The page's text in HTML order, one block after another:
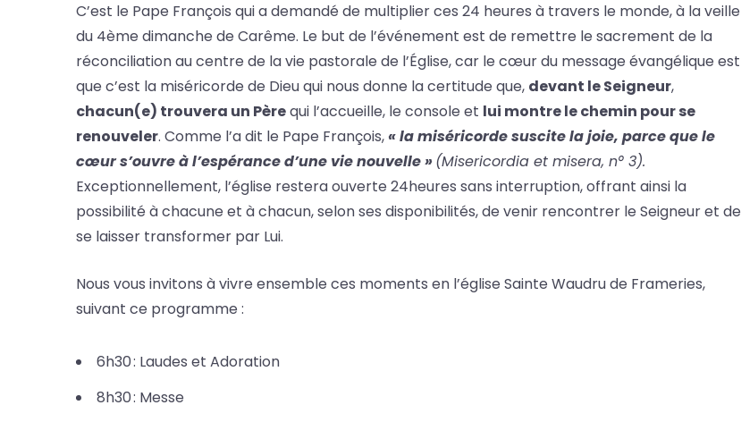
C’est le Pape François qui a demandé de multiplier ces 24 heures à travers le monde, à la veille
du 4ème dimanche de Carême. Le but de l’événement est de remettre le sacrement de la
réconciliation au centre de la vie pastorale de l’Église, car le cœur du message évangélique est
que c’est la miséricorde de Dieu qui nous donne la certitude que, devant le Seigneur,
chacun(e) trouvera un Pèrequi l’accueille, le console et lui montre le chemin pour se
renouveler. Comme l’a dit le Pape François,« la miséricorde suscite la joie, parce que le
cœur s’ouvre à l’espérance d’une vie nouvelle »(Misericordia et misera, n° 3).
Exceptionnellement, l’église restera ouverte 24heures sans interruption, offrant ainsi la
possibilité à chacune et à chacun, selon ses disponibilités, de venir rencontrer le Seigneur et de
se laisser transformer par Lui.
Nous vous invitons à vivre ensemble ces moments en l’église Sainte Waudru de Frameries,
suivant ce programme :
6h30 : Laudes et Adoration
8h30 : Messe